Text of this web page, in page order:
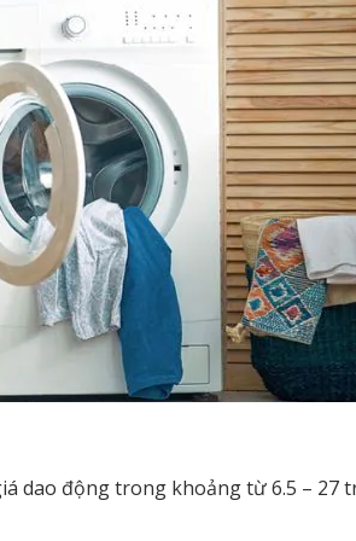
dao động trong khoảng từ 6.5 – 27